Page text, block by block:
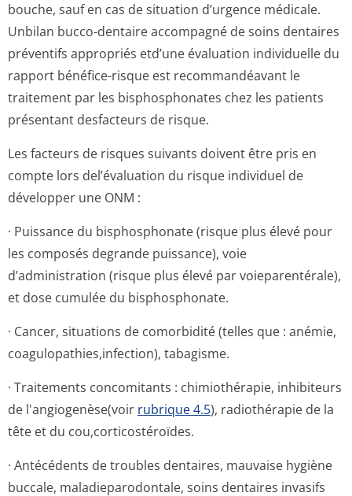
bouche, sauf en cas de situation d’urgence médicale.
Unbilan bucco-dentaire accompagné de soins dentaires
préventifs appropriés etd’une évaluation individuelle du
rapport bénéfice-risque est recommandéavant le
traitement par les bisphosphonates chez les patients
présentant desfacteurs de risque.
Les facteurs de risques suivants doivent être pris en
compte lors del’évaluation du risque individuel de
développer une ONM :
· Puissance du bisphosphonate (risque plus élevé pour
les composés degrande puissance), voie
d’administration (risque plus élevé par voieparentérale),
et dose cumulée du bisphosphonate.
· Cancer, situations de comorbidité (telles que : anémie,
coagulopathies,in­fection), tabagisme.
· Traitements concomitants : chimiothérapie, inhibiteurs
de l'angiogenèse(voir rubrique 4.5), radiothérapie de la
tête et du cou,corticosté­roïdes.
· Antécédents de troubles dentaires, mauvaise hygiène
buccale, maladieparodontale, soins dentaires invasifs